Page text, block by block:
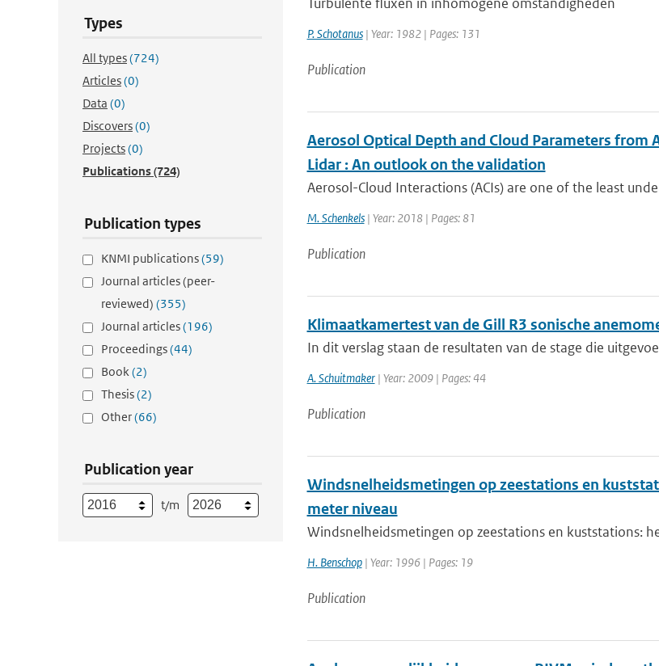
Types
All types(724)
Articles(0)
Data (0)
Discovers(0)
Projects(0)
Publications(724)
Publication types
KNMI publications(59)
Journal articles (peer-
reviewed) (355)
Journal articles(196)
Proceedings(44)
Book(2)
Thesis(2)
Other(66)
Publication year
t/m
P. Schotanus| Year: 1982 | Pages: 131
Publication
Aerosol Optical Depth and Cloud Parameters
Lidar : An outlook on the validation
Aerosol-Cloud Interactions (ACIs) are one of the least
M. Schenkels| Year: 2018 | Pages: 81
Publication
Klimaatkamertest van de Gill R3 sonische
In dit verslag staan de resultaten van de stage die
A. Schuitmaker| Year: 2009 | Pages: 44
Publication
Windsnelheidsmetingen op zeestations en
meter niveau
Windsnelheidsmetingen op zeestations en kuststations:
H. Benschop| Year: 1996 | Pages: 19
Publication